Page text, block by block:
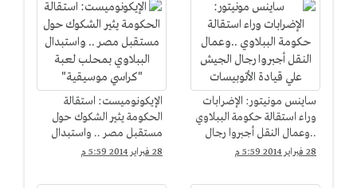
ساينس مونيتور: الإضرابات
وراء استقالة حكومة الببلاوي
..وعمال النقل أجبروا رجال
الجيش علي قيادة
28 فبراير 2014 5:59 م
الإيكونوميست: استقالة
الحكومة يثير الشكوك حول
مستقبل مصر .. واستبدال
الببلاوي بمحلب لعبة
28 فبراير 2014 5:59 م